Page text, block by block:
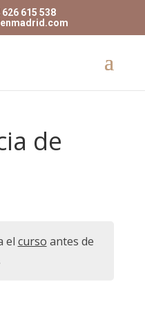
615 538
de
el curso antes de